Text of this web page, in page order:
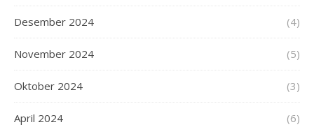
Desember 2024 (4)
November 2024 (5)
Oktober 2024 (3)
April 2024 (6)